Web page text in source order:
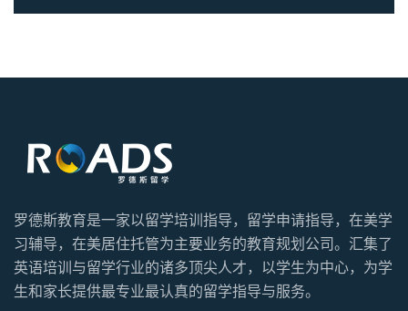
罗德斯教育是一家以留学培训指导，留学申请指导，在美学
习辅导，在美居住托管为主要业务的教育规划公司。汇集了
英语培训与留学行业的诸多顶尖人才，以学生为中心，为学
生和家长提供最专业最认真的留学指导与服务。